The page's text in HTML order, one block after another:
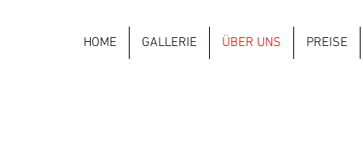
HOME GALLERIE ÜBER UNS PREISE